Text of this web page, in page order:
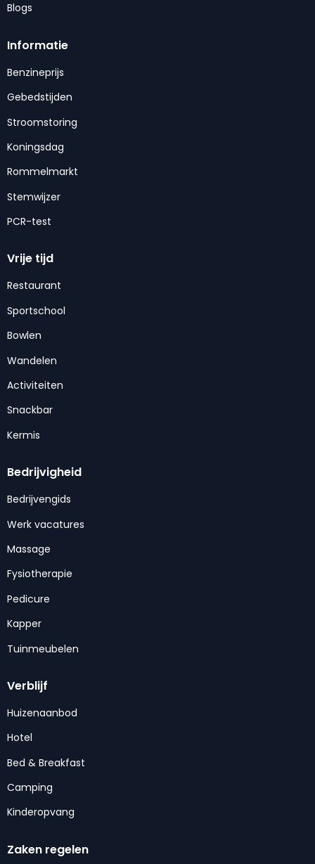
Blogs
Informatie
Benzineprijs
Gebedstijden
Stroomstoring
Koningsdag
Rommelmarkt
Stemwijzer
PCR-test
Vrije tijd
Restaurant
Sportschool
Bowlen
Wandelen
Activiteiten
Snackbar
Kermis
Bedrijvigheid
Bedrijvengids
Werk vacatures
Massage
Fysiotherapie
Pedicure
Kapper
Tuinmeubelen
Verblijf
Huizenaanbod
Hotel
Bed & Breakfast
Camping
Kinderopvang
Zaken regelen